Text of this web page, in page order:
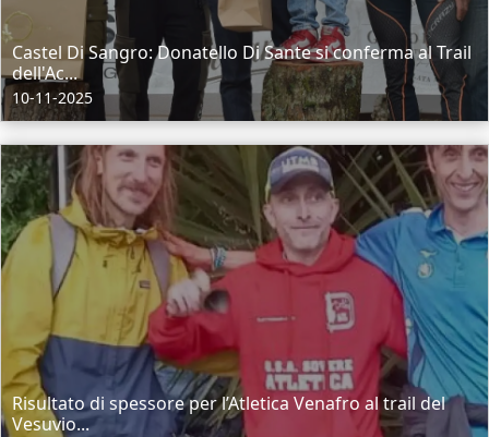
Castel Di Sangro: Donatello Di Sante si conferma al Trail
dell'Ac...
10-11-2025
Risultato di spessore per l’Atletica Venafro al trail del
Vesuvio...